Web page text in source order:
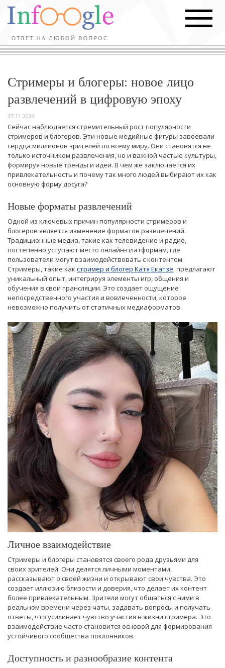
Стримеры и блогеры: новое лицо
развлечений в цифровую эпоху
27.11.2024
Сейчас наблюдается стремительный рост популярности
стримеров и блогеров. Эти новые медийные фигуры завоевали
сердца миллионов зрителей по всему миру. Они становятся не
только источником развлечения, но и важной частью культуры,
формируя новые тренды и идеи. В чем же заключается их
привлекательность и почему так много людей выбирают их как
основную форму досуга?
Новые форматы развлечений
Одной из ключевых причин популярности стримеров и
блогеров является изменение форматов развлечений.
Традиционные медиа, такие как телевидение и радио,
постепенно уступают место онлайн-платформам, где
пользователи могут взаимодействовать с контентом.
Стримеры, такие как стример и блогер Катя Екатзе, предлагают
уникальный опыт, интегрируя элементы игр, общения и
обучения в свои трансляции. Это создает ощущение
непосредственного участия и вовлеченности, которое
невозможно получить от статичных медиаформатов.
Личное взаимодействие
Стримеры и блогеры становятся своего рода друзьями для
своих зрителей. Они делятся личными моментами,
рассказывают о своей жизни и открывают свои чувства. Это
создает иллюзию близости и доверия, что делает их контент
более привлекательным. Зрители могут общаться с ними в
реальном времени через чаты, задавать вопросы и получать
ответы, что усиливает чувство участия в жизни стримера. Это
взаимодействие часто становится основой для формирования
устойчивого сообщества поклонников.
Доступность и разнообразие контента